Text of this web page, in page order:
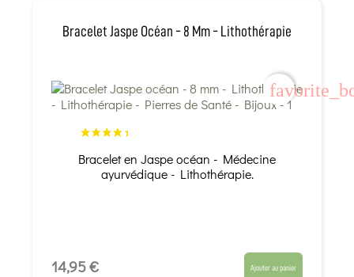
Bracelet Jaspe Océan - 8 Mm - Lithothérapie
Bracelet en Jaspe océan - Médecine
ayurvédique - Lithothérapie.
14,95 € Ajouter au panier